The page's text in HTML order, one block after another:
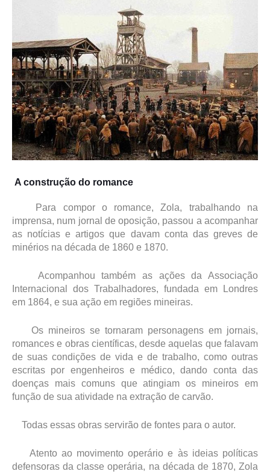
A construção do romance
Para compor o romance, Zola, trabalhando na
imprensa, num jornal de oposição, passou a acompanhar
as notícias e artigos que davam conta das greves de
minérios na década de 1860 e 1870.
Acompanhou também as ações da Associação
Internacional dos Trabalhadores, fundada em Londres
em 1864, e sua ação em regiões mineiras.
Os mineiros se tornaram personagens em jornais,
romances e obras científicas, desde aquelas que falavam
de suas condições de vida e de trabalho, como outras
escritas por engenheiros e médico, dando conta das
doenças mais comuns que atingiam os mineiros em
função de sua atividade na extração de carvão.
Todas essas obras servirão de fontes para o autor.
Atento ao movimento operário e às ideias políticas
defensoras da classe operária, na década de 1870, Zola